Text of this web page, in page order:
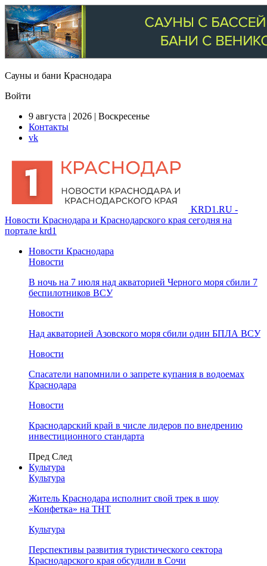
Сауны и бани Краснодара
Войти
9 августа | 2026 | Воскресенье
Контакты
vk
KRD1.RU -
Новости Краснодара и Краснодарского края сегодня на
портале krd1
Новости Краснодара
Новости
В ночь на 7 июля над акваторией Черного моря сбили 7
беспилотников ВСУ
Новости
Над акваторией Азовского моря сбили один БПЛА ВСУ
Новости
Спасатели напомнили о запрете купания в водоемах
Краснодара
Новости
Краснодарский край в числе лидеров по внедрению
инвестиционного стандарта
Пред След
Культура
Культура
Житель Краснодара исполнит свой трек в шоу
«Конфетка» на ТНТ
Культура
Перспективы развития туристического сектора
Краснодарского края обсудили в Сочи